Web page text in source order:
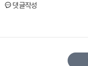
댓글작성